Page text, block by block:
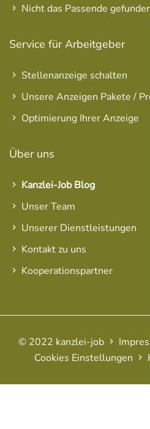
Nicht das Passende
Service für Arbeitgeber
Stellenanzeige schalten
Unsere Anzeigen Pakete /
Optimierung Ihrer Anzeige
Über uns
Kanzlei-Job Blog
Unser Team
Unserer Dienstleistungen
Kontakt zu uns
Kooperationspartner
© 2022 kanzlei-job
Cookies Einstellungen